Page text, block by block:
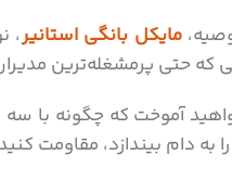
مایکل بانگی استانیر،
که حتی پرمشغله‌ترین
آموخت که چگونه با
به دام بیندازد، مقاومت